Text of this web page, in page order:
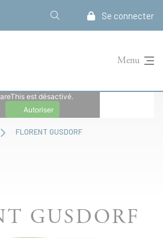
Se connecter
Menu
FLORENT GUSDORF
est désactivé.
Autoriser
GUSDORF